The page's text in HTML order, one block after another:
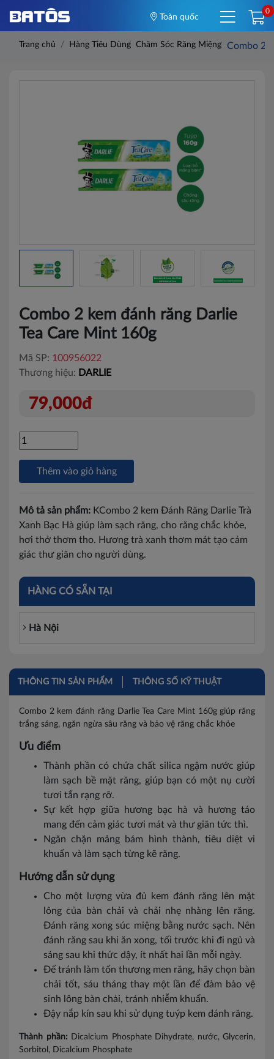
Toàn quốc
0
Trang chủ Hàng Tiêu Dùng Chăm Sóc Răng Miệng Combo 2
Combo 2 kem đánh răng Darlie
Tea Care Mint 160g
Mã SP: 100956022
Thương hiệu: DARLIE
79,000đ
Thêm vào giỏ hàng
Mô tả sản phẩm: KCombo 2 kem Đánh Răng Darlie Trà
Xanh Bạc Hà giúp làm sạch răng, cho răng chắc khỏe,
hơi thở thơm tho. Hương trà xanh thơm mát tạo cảm
giác thư giãn cho người dùng.
HÀNG CÓ SẴN TẠI
Hà Nội
THÔNG TIN SẢN PHẨM THÔNG SỐ KỸ THUẬT
Combo 2 kem đánh răng Darlie Tea Care Mint 160g giúp răng
trắng sáng, ngăn ngừa sâu răng và bảo vệ răng chắc khỏe
Ưu điểm
Thành phần có chứa chất silica ngậm nước giúp
làm sạch bề mặt răng, giúp bạn có một nụ cười
tươi tắn rạng rỡ.
Sự kết hợp giữa hương bạc hà và hương táo
mang đến cảm giác tươi mát và thư giãn tức thì.
Ngăn chặn mảng bám hình thành, tiêu diệt vi
khuẩn và làm sạch từng kẽ răng.
Hướng dẫn sử dụng
Cho một lượng vừa đủ kem đánh răng lên mặt
lông của bàn chải và chải nhẹ nhàng lên răng.
Đánh răng xong súc miệng bằng nước sạch. Nên
đánh răng sau khi ăn xong, tối trước khi đi ngủ và
sáng sau khi thức dậy, ít nhất hai lần mỗi ngày.
Để tránh làm tổn thương men răng, hãy chọn bàn
chải tốt, sáu tháng thay một lần để đảm bảo vệ
sinh lông bàn chải, tránh nhiễm khuẩn.
Đậy nắp kín sau khi sử dụng tuýp kem đánh răng.
Thành phần: Dicalcium Phosphate Dihydrate, nước, Glycerin,
Sorbitol, Dicalcium Phosphate